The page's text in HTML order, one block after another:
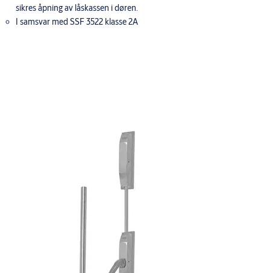
sikres åpning av låskassen i døren.
I samsvar med SSF 3522 klasse 2A